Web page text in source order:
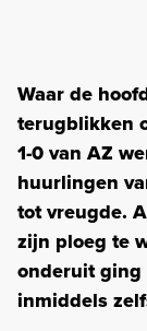
Waar de
terugblikken
1-0 van AZ
huurlingen
tot vreugde.
zijn ploeg te
onderuit ging
inmiddels